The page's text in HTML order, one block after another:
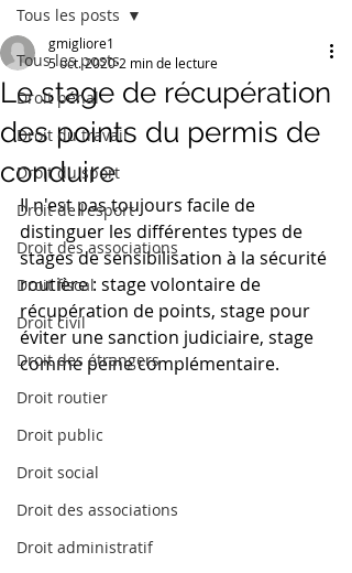
Tous les posts
Droit pénal
Droit du travail
Droit du sport
Droit de l'esport
Droit des associations
Droit fiscal
Droit civil
Droit des étrangers
Droit routier
Droit public
Droit social
Droit des associations
Droit administratif
Tous les posts
Le stage de récupération
des points du permis de
conduire
gmigliore1
5 oct. 2020 2 min de lecture
Il n'est pas toujours facile de
distinguer les différentes types de
stages de sensibilisation à la sécurité
routière : stage volontaire de
récupération de points, stage pour
éviter une sanction judiciaire, stage
comme peine complémentaire.